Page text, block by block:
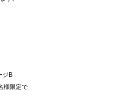
ジB
様限定で